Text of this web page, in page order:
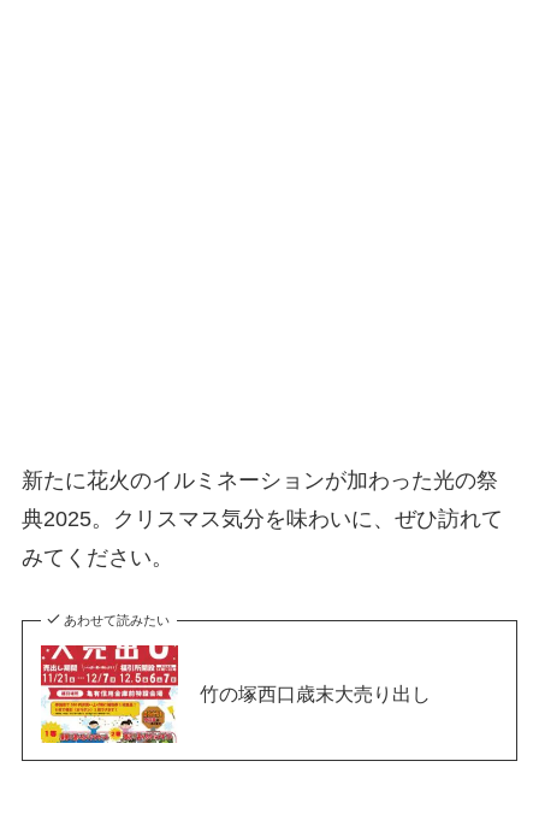
新たに花火のイルミネーションが加わった光の祭
典2025。クリスマス気分を味わいに、ぜひ訪れて
みてください。
あわせて読みたい
竹の塚西口歳末大売り出し